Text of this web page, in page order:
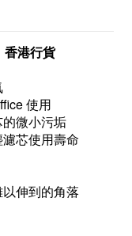
港行貨
使用
微小污垢
芯使用壽命
伸到的角落